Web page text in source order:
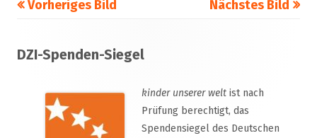
Vorheriges Bild Nächstes Bild
Inhalt
DZI-Spenden-Siegel
kinder unserer welt ist nach
Prüfung berechtigt, das
Spendensiegel des Deutschen